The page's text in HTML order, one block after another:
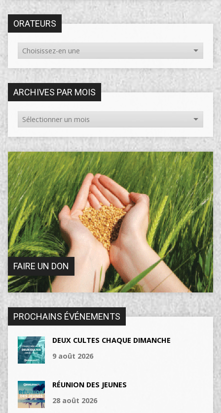
ORATEURS
ARCHIVES PAR MOIS
FAIRE UN DON
PROCHAINS ÉVÉNEMENTS
DEUX CULTES CHAQUE DIMANCHE
9 août 2026
RÉUNION DES JEUNES
28 août 2026